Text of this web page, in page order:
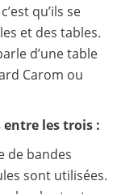
qu’ils se
et des tables.
d’une table
Carom ou
les trois :
de bandes
sont utilisées.